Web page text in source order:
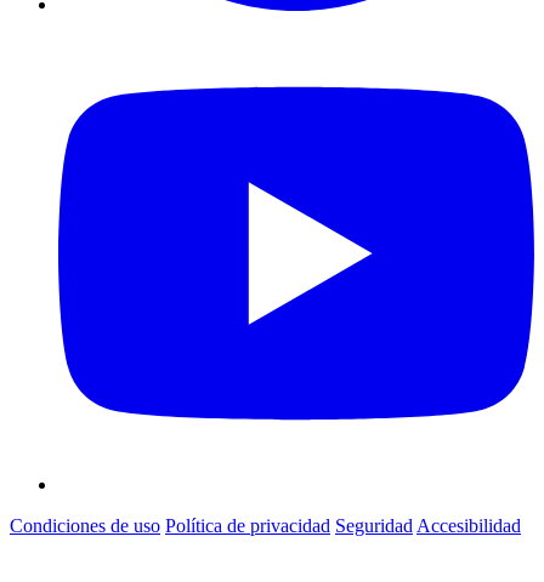
Condiciones de uso Política de privacidad Seguridad Accesibilidad